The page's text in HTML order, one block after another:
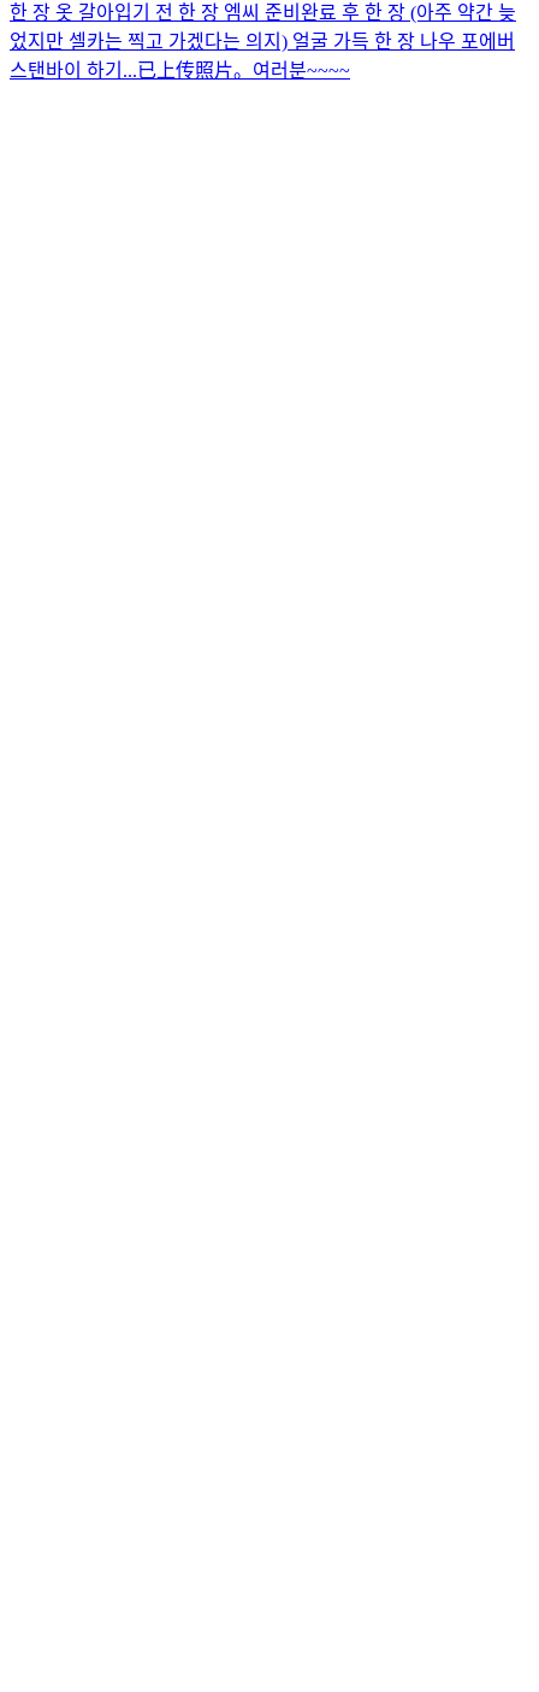
한 장 옷 갈아입기 전 한 장 엠씨 준비완료 후 한 장 (아주 약간 늦
었지만 셀카는 찍고 가겠다는 의지) 얼굴 가득 한 장 나우 포에버
스탠바이 하기...已上传照片。 여러분~~~~